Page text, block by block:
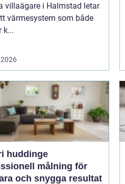
villaägare i Halmstad letar
värmesystem som både
k...
huddinge
målning för
och snygga resultat